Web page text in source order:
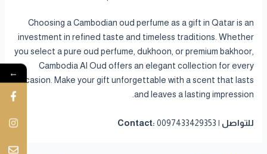
Choosing a Cambodian oud perfume as a gift in Qatar is an
investment in refined taste and timeless traditions. Whether
you select a pure oud perfume, dukhoon, or premium bakhoor,
Cambodia Al Oud offers an elegant collection for every
occasion. Make your gift unforgettable with a scent that lasts
and leaves a lasting impression.
للتواصل | Contact: 0097433429353
←